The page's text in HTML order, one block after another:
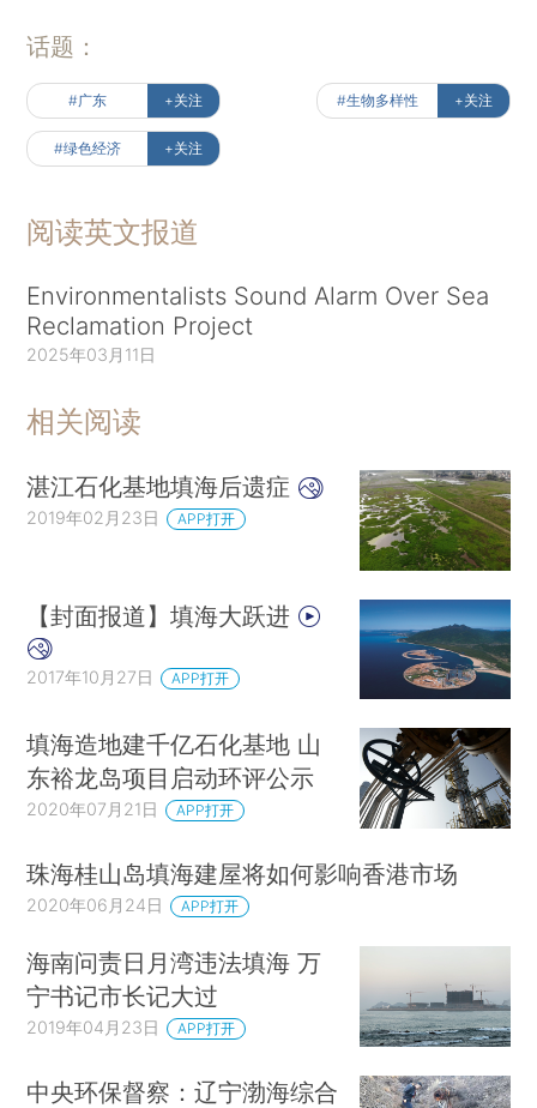
话题：
#广东 +关注 #生物多样性 +关注
#绿色经济 +关注
阅读英文报道
Environmentalists Sound Alarm Over Sea
Reclamation Project
2025年03月11日
相关阅读
湛江石化基地填海后遗症
2019年02月23日 APP打开
【封面报道】填海大跃进
2017年10月27日 APP打开
填海造地建千亿石化基地 山
东裕龙岛项目启动环评公示
2020年07月21日 APP打开
珠海桂山岛填海建屋将如何影响香港市场
2020年06月24日 APP打开
海南问责日月湾违法填海 万
宁书记市长记大过
2019年04月23日 APP打开
中央环保督察：辽宁渤海综合